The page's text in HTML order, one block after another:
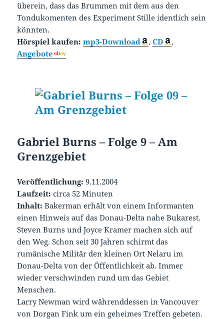
überein, dass das Brummen mit dem aus den
Tondukomenten des Experiment Stille identlich sein
könnten.
Hörspiel kaufen: mp3-Download ,CD
,
Angebote
Gabriel Burns – Folge 9 – Am
Grenzgebiet
Veröffentlichung: 9.11.2004
Laufzeit: circa 52 Minuten
Inhalt: Bakerman erhält von einem Informanten
einen Hinweis auf das Donau-Delta nahe Bukarest.
Steven Burns und Joyce Kramer machen sich auf
den Weg. Schon seit 30 Jahren schirmt das
rumänische Militär den kleinen Ort Nelaru im
Donau-Delta von der Öffentlichkeit ab. Immer
wieder verschwinden rund um das Gebiet
Menschen.
Larry Newman wird währenddessen in Vancouver
von Dorgan Fink um ein geheimes Treffen gebeten.